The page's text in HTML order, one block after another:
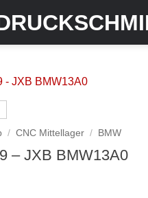
/ CNC Mittellager / BMW
– JXB BMW13A0